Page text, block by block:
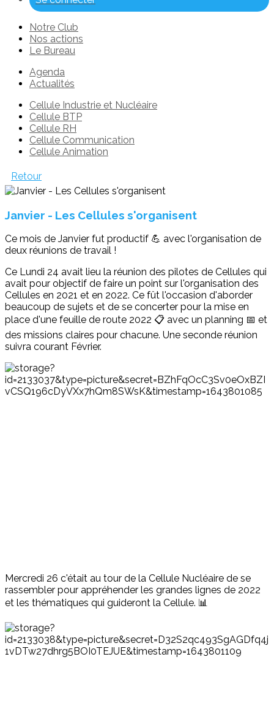
Notre Club
Nos actions
Le Bureau
Agenda
Actualités
Cellule Industrie et Nucléaire
Cellule BTP
Cellule RH
Cellule Communication
Cellule Animation
Retour
Janvier - Les Cellules s'organisent
Ce mois de Janvier fut productif 💪 avec l'organisation de
deux réunions de travail !
Ce Lundi 24 avait lieu la réunion des pilotes de Cellules qui
avait pour objectif de faire un point sur l'organisation des
Cellules en 2021 et en 2022. Ce fût l'occasion d'aborder
beaucoup de sujets et de se concerter pour la mise en
place d'une feuille de route 2022 📋 avec un planning 📅 et
des missions claires pour chacune. Une seconde réunion
suivra courant Février.
Mercredi 26 c'était au tour de la Cellule Nucléaire de se
rassembler pour appréhender les grandes lignes de 2022
et les thématiques qui guideront la Cellule. 📊